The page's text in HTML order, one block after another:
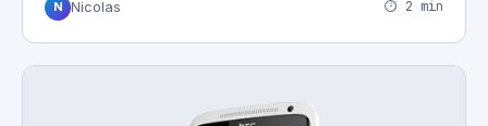
N Nicolas ⏱ 2 min